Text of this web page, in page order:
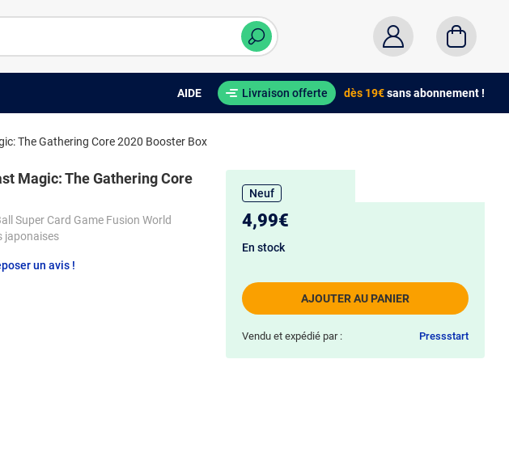
AIDE Livraison offerte dès 19€sans abonnement !
The Gathering Core 2020 Booster Box
Magic: The Gathering Core
Super Card Game Fusion World
japonaises
un avis !
Neuf
4,99€
AJOUTER AU PANIER
En stock
Vendu et expédié par : Pressstart